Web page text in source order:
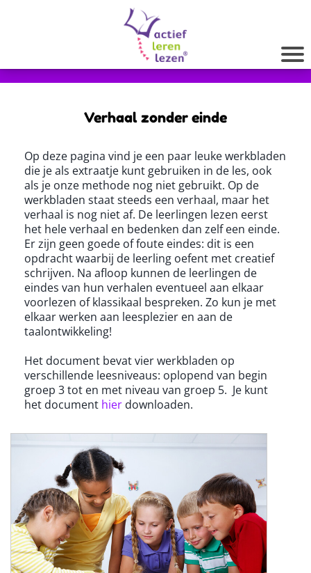
Verhaal zonder einde
Op deze pagina vind je een paar leuke werkbladen
die je als extraatje kunt gebruiken in de les, ook
als je onze methode nog niet gebruikt. Op de
werkbladen staat steeds een verhaal, maar het
verhaal is nog niet af. De leerlingen lezen eerst
het hele verhaal en bedenken dan zelf een einde.
Er zijn geen goede of foute eindes: dit is een
opdracht waarbij de leerling oefent met creatief
schrijven. Na afloop kunnen de leerlingen de
eindes van hun verhalen eventueel aan elkaar
voorlezen of klassikaal bespreken. Zo kun je met
elkaar werken aan leesplezier en aan de
taalontwikkeling!
Het document bevat vier werkbladen op
verschillende leesniveaus: oplopend van begin
groep 3 tot en met niveau van groep 5. Je kunt
het document hier downloaden.